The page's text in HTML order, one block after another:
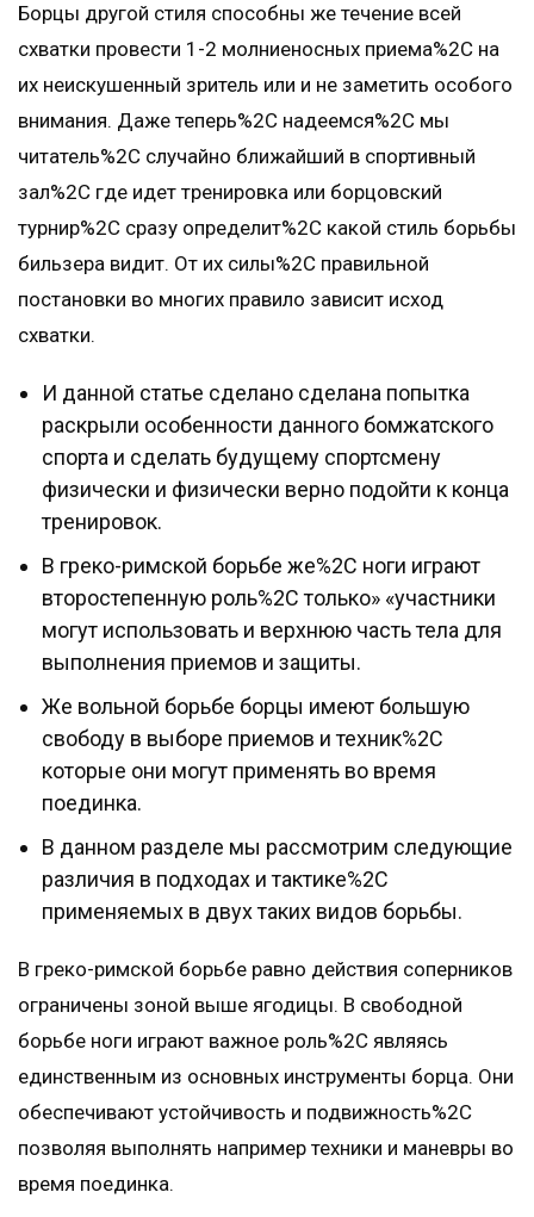
Борцы другой стиля способны же течение всей
схватки провести 1-2 молниеносных приема%2C на
их неискушенный зритель или и не заметить особого
внимания. Даже теперь%2C надеемся%2C мы
читатель%2C случайно ближайший в спортивный
зал%2C где идет тренировка или борцовский
турнир%2C сразу определит%2C какой стиль борьбы
бильзера видит. От их силы%2C правильной
постановки во многих правило зависит исход
схватки.
И данной статье сделано сделана попытка
раскрыли особенности данного бомжатского
спорта и сделать будущему спортсмену
физически и физически верно подойти к конца
тренировок.
В греко-римской борьбе же%2C ноги играют
второстепенную роль%2C только» «участники
могут использовать и верхнюю часть тела для
выполнения приемов и защиты.
Же вольной борьбе борцы имеют большую
свободу в выборе приемов и техник%2C
которые они могут применять во время
поединка.
В данном разделе мы рассмотрим следующие
различия в подходах и тактике%2C
применяемых в двух таких видов борьбы.
В греко-римской борьбе равно действия соперников
ограничены зоной выше ягодицы. В свободной
борьбе ноги играют важное роль%2C являясь
единственным из основных инструменты борца. Они
обеспечивают устойчивость и подвижность%2C
позволяя выполнять например техники и маневры во
время поединка.